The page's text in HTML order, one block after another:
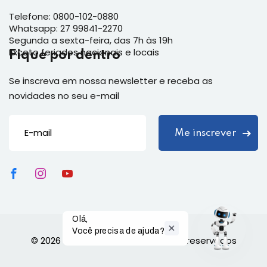
Olá,
Você precisa de ajuda?
Telefone: 0800-102-0880
Whatsapp: 27 99841-2270
Segunda a sexta-feira, das 7h às 19h
Exceto feriados nacionais e locais
Fique por dentro
Se inscreva em nossa newsletter e receba as
novidades no seu e-mail
© 2026 | Todos os direitos reservados